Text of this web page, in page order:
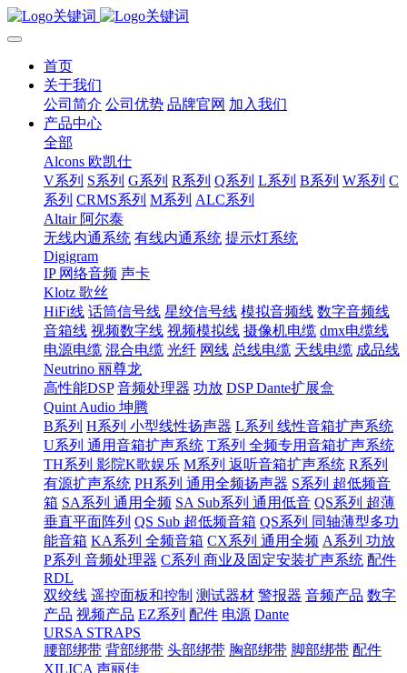
首页
关于我们
公司简介 公司优势 品牌官网 加入我们
产品中心
全部
Alcons 欧凯仕
V系列 S系列 G系列 R系列 Q系列 L系列 B系列 W系列 C
系列 CRMS系列 M系列 ALC系列
Altair 阿尔泰
无线内通系统 有线内通系统 提示灯系统
Digigram
IP 网络音频 声卡
Klotz 歌丝
HiFi线 话筒信号线 星绞信号线 模拟音频线 数字音频线
音箱线 视频数字线 视频模拟线 摄像机电缆 dmx电缆线
电源电缆 混合电缆 光纤 网线 总线电缆 天线电缆 成品线
Neutrino 丽尊龙
高性能DSP 音频处理器 功放 DSP Dante扩展盒
Quint Audio 坤腾
B系列 H系列 小型线性扬声器 L系列 线性音箱扩声系统
U系列 通用音箱扩声系统 T系列 全频专用音箱扩声系统
TH系列 影院K歌娱乐 M系列 返听音箱扩声系统 R系列
有源扩声系统 PH系列 通用全频扬声器 S系列 超低频音
箱 SA系列 通用全频 SA Sub系列 通用低音 QS系列 超薄
垂直平面阵列 QS Sub 超低频音箱 QS系列 同轴薄型多功
能音箱 KA系列 全频音箱 CX系列 通用全频 A系列 功放
P系列 音频处理器 C系列 商业及固定安装扩声系统 配件
RDL
双绞线 遥控面板和控制 测试器材 警报器 音频产品 数字
产品 视频产品 EZ系列 配件 电源 Dante
URSA STRAPS
腰部绑带 背部绑带 头部绑带 胸部绑带 脚部绑带 配件
XILICA 声丽佳